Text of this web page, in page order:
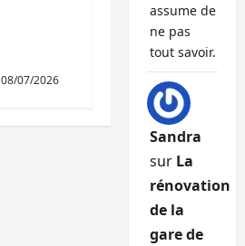
08/07/2026
assume de
ne pas
tout savoir.
Sandra
sur La
rénovation
de la
gare de